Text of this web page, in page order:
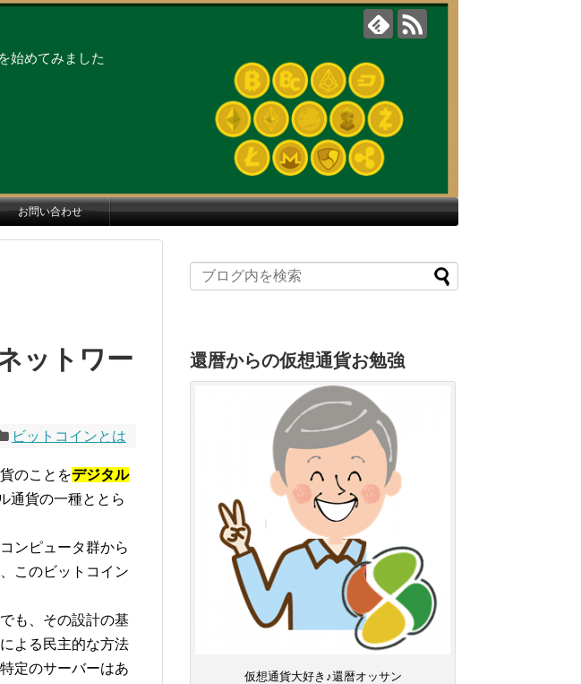
始めてみました
お問い合わせ
ットワー
ビットコインとは
のことをデジタル
通貨の一種ととら
ンピュータ群から
このビットコイン
も、その設計の基
よる民主的な方法
定のサーバーはあ
還暦からの仮想通貨お勉強
仮想通貨大好き♪還暦オッサン